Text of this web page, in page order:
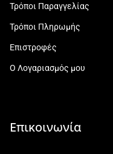
Τρόποι Παραγγελίας
Τρόποι Πληρωμής
Επιστροφές
Ο Λογαριασμός μου
Επικοινωνία